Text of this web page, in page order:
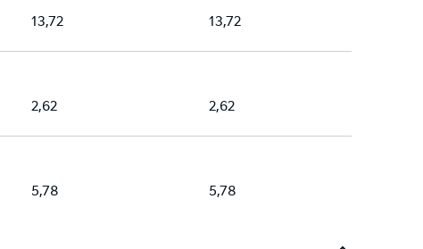
13,72 13,72
2,62 2,62
5,78 5,78